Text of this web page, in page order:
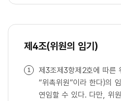
제4조(위원의 임기)
제3조제3항제2호에 따른
“위촉위원”이라 한다)의
연임할 수 있다. 다만, 위